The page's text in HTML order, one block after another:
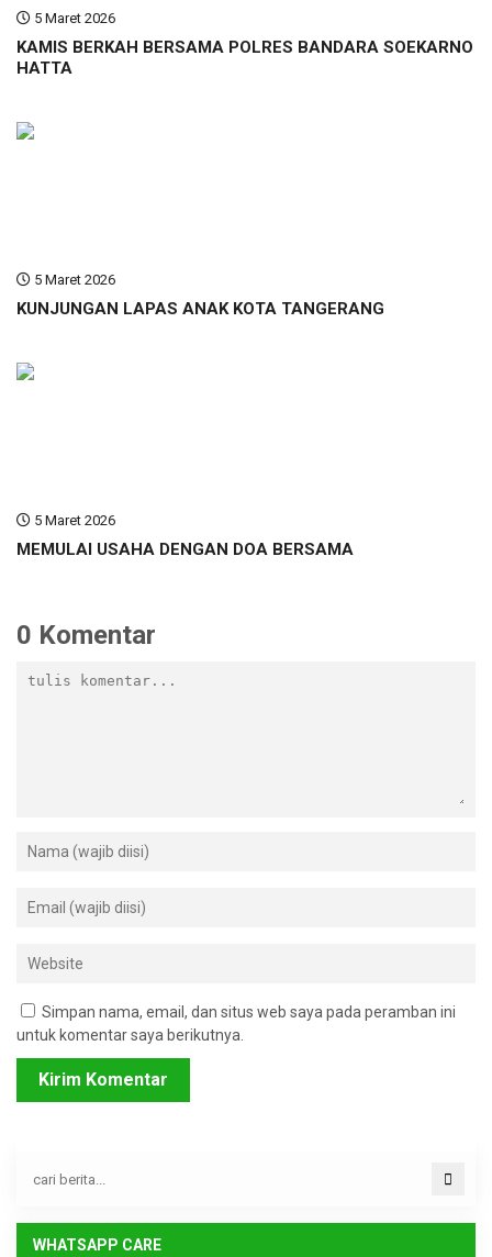
5 Maret 2026
KAMIS BERKAH BERSAMA POLRES BANDARA SOEKARNO
HATTA
5 Maret 2026
KUNJUNGAN LAPAS ANAK KOTA TANGERANG
5 Maret 2026
MEMULAI USAHA DENGAN DOA BERSAMA
0 Komentar
Simpan nama, email, dan situs web saya pada peramban ini
untuk komentar saya berikutnya.
WHATSAPP CARE